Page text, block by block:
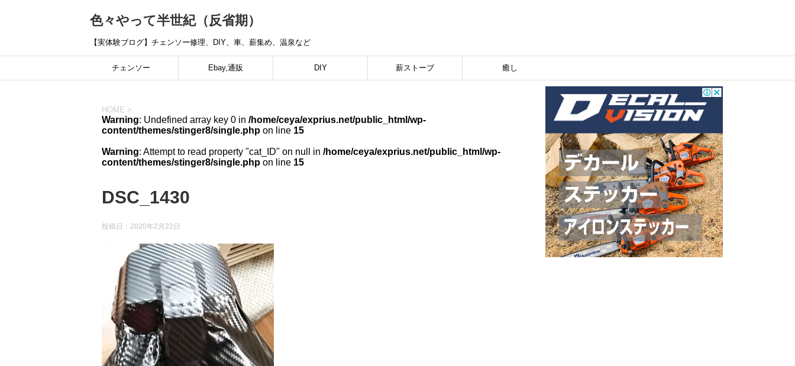
色々やって半世紀（反省期）
【実体験ブログ】チェンソー修理、DIY、車、薪集め、温泉など
チェンソー Ebay,通販 DIY 薪ストーブ 癒し
HOME >
Warning: Undefined array key 0 in /home/ceya/exprius.net/public_html/wp-
content/themes/stinger8/single.php on line 15
Warning: Attempt to read property "cat_ID" on null in /home/ceya/exprius.net/public_html/wp-
content/themes/stinger8/single.php on line 15
DSC_1430
投稿日： 2020年2月22日